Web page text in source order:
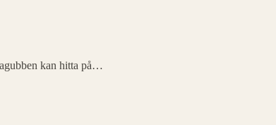
kan hitta på…